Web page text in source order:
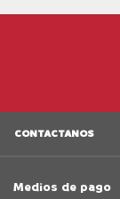
CONTACTANOS
Medios de pago